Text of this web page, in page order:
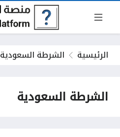
الرئيسية الشرطة السعودية
الشرطة السعودية